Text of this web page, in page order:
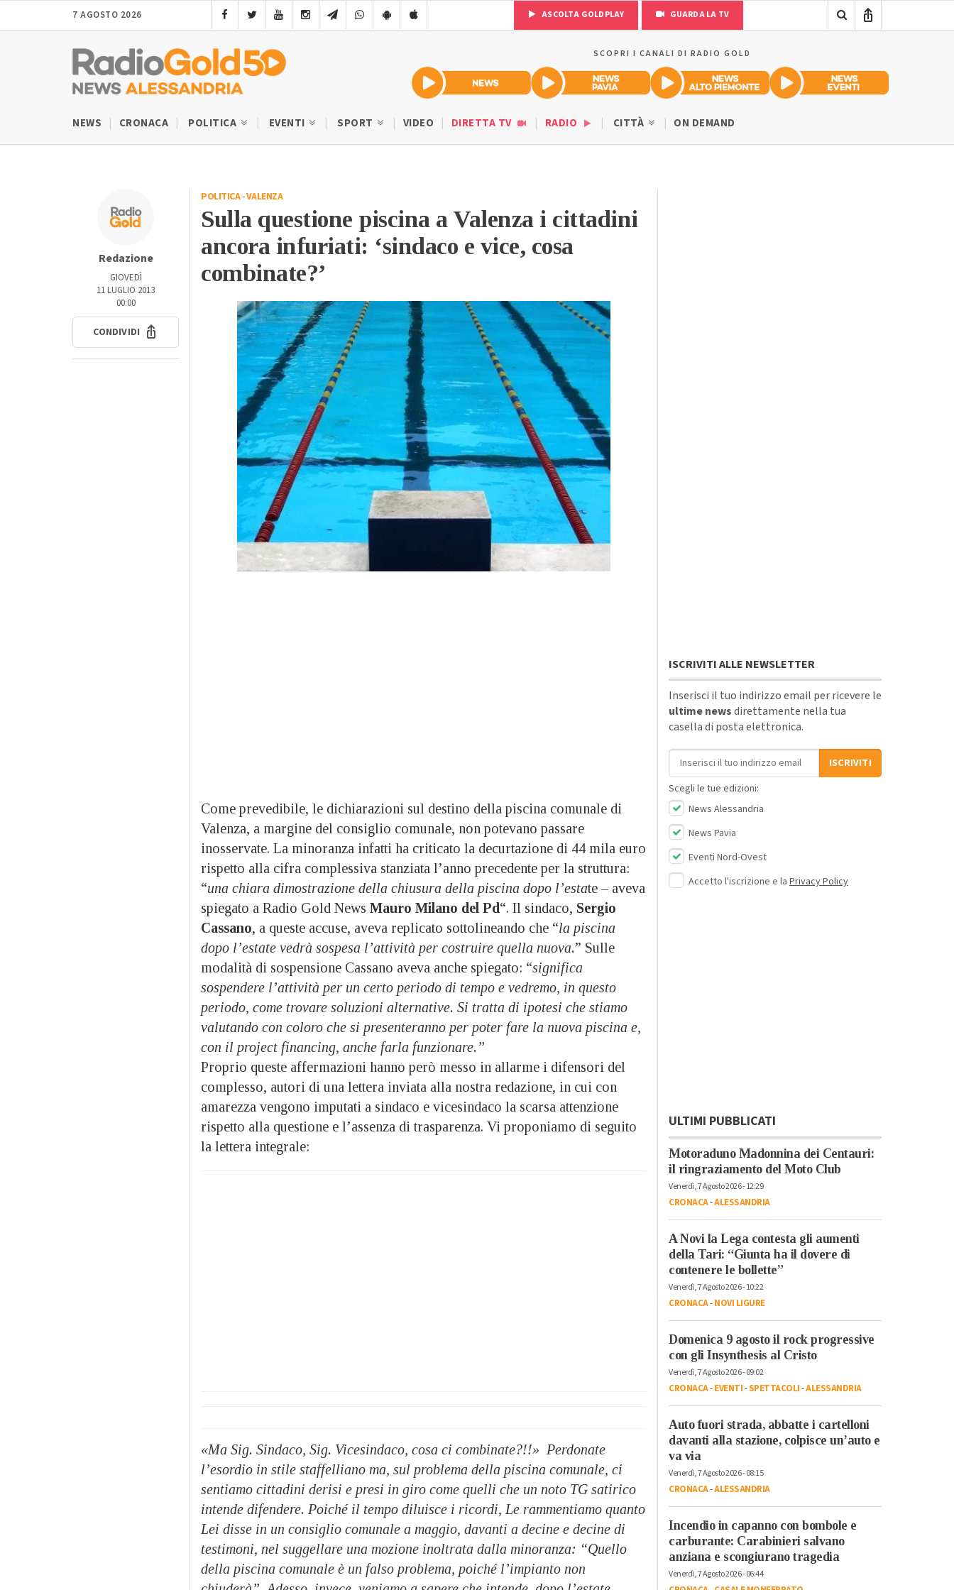
7 AGOSTO 2026 ASCOLTA GOLDPLAY GUARDA LA TV
SCOPRI I CANALI DI RADIO GOLD
NEWS CRONACA POLITICA EVENTI SPORT VIDEO DIRETTA TV RADIO CITTÀ ON DEMAND
Redazione
GIOVEDÌ
11 LUGLIO 2013
00:00
CONDIVIDI
POLITICA-VALENZA
Sulla questione piscina a Valenza i cittadini
ancora infuriati: ‘sindaco e vice, cosa
combinate?’
Come prevedibile, le dichiarazioni sul destino della piscina comunale di
Valenza, a margine del consiglio comunale, non potevano passare
inosservate. La minoranza infatti ha criticato la decurtazione di 44 mila euro
rispetto alla cifra complessiva stanziata l’anno precedente per la struttura:
“una chiara dimostrazione della chiusura della piscina dopo l’estate – aveva
spiegato a Radio Gold News Mauro Milano del Pd“. Il sindaco, Sergio
Cassano, a queste accuse, aveva replicato sottolineando che “la piscina
dopo l’estate vedrà sospesa l’attività per costruire quella nuova.” Sulle
modalità di sospensione Cassano aveva anche spiegato: “significa
sospendere l’attività per un certo periodo di tempo e vedremo, in questo
periodo, come trovare soluzioni alternative. Si tratta di ipotesi che stiamo
valutando con coloro che si presenteranno per poter fare la nuova piscina e,
con il project financing, anche farla funzionare.”
Proprio queste affermazioni hanno però messo in allarme i difensori del
complesso, autori di una lettera inviata alla nostra redazione, in cui con
amarezza vengono imputati a sindaco e vicesindaco la scarsa attenzione
rispetto alla questione e l’assenza di trasparenza. Vi proponiamo di seguito
la lettera integrale:
«Ma Sig. Sindaco, Sig. Vicesindaco, cosa ci combinate?!!» Perdonate
l’esordio in stile staffelliano ma, sul problema della piscina comunale, ci
sentiamo cittadini derisi e presi in giro come quelli che un noto TG satirico
intende difendere. Poiché il tempo diluisce i ricordi, Le rammentiamo quanto
Lei disse in un consiglio comunale a maggio, davanti a decine e decine di
testimoni, nel suggellare una mozione inoltrata dalla minoranza: “Quello
della piscina comunale è un falso problema, poiché l’impianto non
ISCRIVITI ALLE NEWSLETTER
Inserisci il tuo indirizzo email per ricevere le
ultime newsdirettamente nella tua
casella di posta elettronica.
Indirizzo email
ISCRIVITI
Scegli le tue edizioni:
News Alessandria
News Pavia
Eventi Nord-Ovest
Accetto l'iscrizione e la Privacy Policy
ULTIMI PUBBLICATI
Motoraduno Madonnina dei Centauri:
il ringraziamento del Moto Club
Venerdì, 7 Agosto 2026 - 12:29
CRONACA-ALESSANDRIA
A Novi la Lega contesta gli aumenti
della Tari: “Giunta ha il dovere di
contenere le bollette”
Venerdì, 7 Agosto 2026 - 10:22
CRONACA-NOVI LIGURE
Domenica 9 agosto il rock progressive
con gli Insynthesis al Cristo
Venerdì, 7 Agosto 2026 - 09:02
CRONACA-EVENTI-SPETTACOLI-ALESSANDRIA
Auto fuori strada, abbatte i cartelloni
davanti alla stazione, colpisce un’auto e
va via
Venerdì, 7 Agosto 2026 - 08:15
CRONACA-ALESSANDRIA
Incendio in capanno con bombole e
carburante: Carabinieri salvano
anziana e scongiurano tragedia
Venerdì, 7 Agosto 2026 - 06:44